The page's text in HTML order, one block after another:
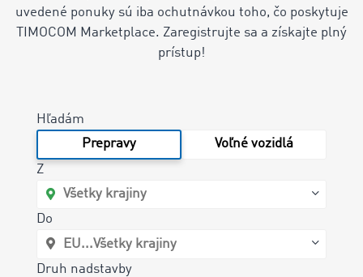
uvedené ponuky sú iba ochutnávkou toho, čo poskytuje
TIMOCOM Marketplace. Zaregistrujte sa a získajte plný
prístup!
Hľadám
Prepravy
Voľné vozidlá
Z
Do
Druh nadstavby